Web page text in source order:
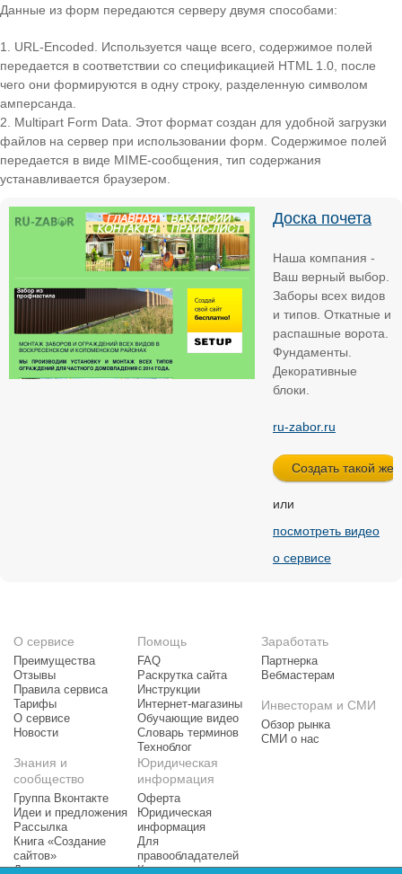
Данные из форм передаются серверу двумя способами:
URL-Encoded. Используется чаще всего, содержимое полей
передается в соответствии со спецификацией HTML 1.0, после
чего они формируются в одну строку, разделенную символом
амперсанда.
Multipart Form Data. Этот формат создан для удобной загрузки
файлов на сервер при использовании форм. Содержимое полей
передается в виде MIME-сообщения, тип содержания
устанавливается браузером.
Доска почета
Наша компания -
Ваш верный выбор.
Заборы всех видов
и типов. Откатные и
распашные ворота.
Фундаменты.
Декоративные
блоки.
ru-zabor.ru
или
посмотреть видео
о сервисе
О сервисе
Преимущества
Отзывы
Правила сервиса
Тарифы
О сервисе
Новости
Помощь
FAQ
Раскрутка сайта
Инструкции
Интернет-магазины
Обучающие видео
Словарь терминов
Техноблог
Заработать
Партнерка
Вебмастерам
Инвесторам и СМИ
Обзор рынка
СМИ о нас
Знания и
сообщество
Группа Вконтакте
Идеи и предложения
Рассылка
Книга «Создание
сайтов»
Доска почета
Юридическая
информация
Оферта
Юридическая
информация
Для
правообладателей
Контактная